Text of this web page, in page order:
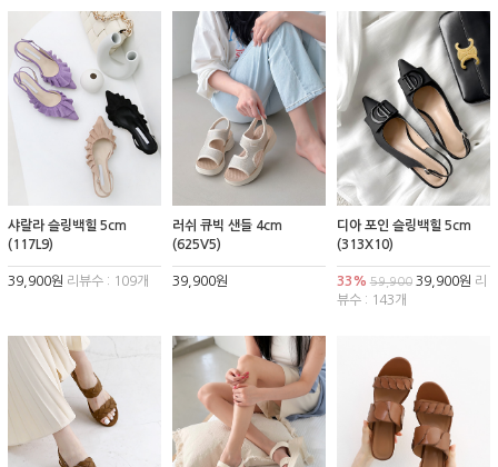
샤랄라 슬링백힐 5cm
(117L9)
39,900원 리뷰수 : 109개
러쉬 큐빅 샌들 4cm
(625V5)
39,900원
디아 포인 슬링백힐 5cm
(313X10)
33% 59,90039,900원 리
뷰수 : 143개